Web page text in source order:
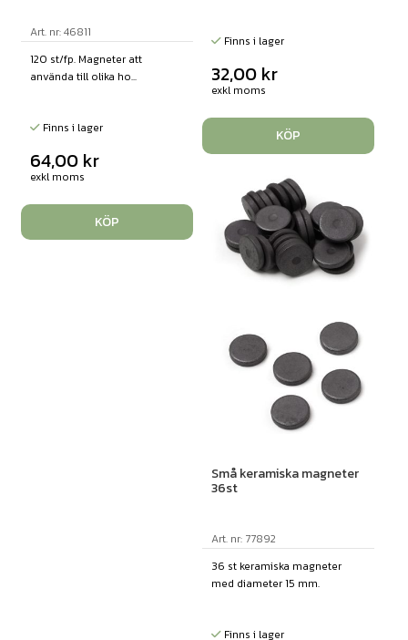
Art. nr: 46811
120 st/fp. Magneter att
använda till olika ho...
Finns i lager
64,00 kr
exkl moms
KÖP
Finns i lager
32,00 kr
exkl moms
KÖP
Små keramiska magneter
36st
Art. nr: 77892
36 st keramiska magneter
med diameter 15 mm.
Finns i lager